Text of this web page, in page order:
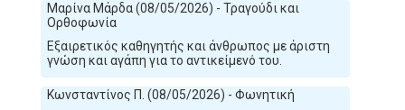
Μαρίνα Μάρδα (08/05/2026) - Τραγούδι και
Ορθοφωνία
Εξαιρετικός καθηγητής και άνθρωπος με άριστη
γνώση και αγάπη για το αντικείμενό του.
Κωνσταντίνος Π. (08/05/2026) - Φωνητική